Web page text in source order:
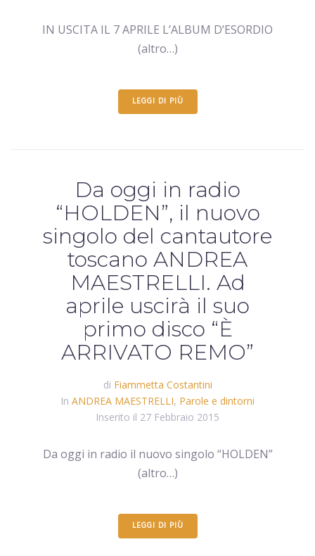
IN USCITA IL 7 APRILE L’ALBUM D’ESORDIO
(altro…)
LEGGI DI PIÙ
Da oggi in radio
“HOLDEN”, il nuovo
singolo del cantautore
toscano ANDREA
MAESTRELLI. Ad
aprile uscirà il suo
primo disco “È
ARRIVATO REMO”
di Fiammetta Costantini
In ANDREA MAESTRELLI, Parole e dintorni
Inserito il 27 Febbraio 2015
Da oggi in radio il nuovo singolo “HOLDEN”
(altro…)
LEGGI DI PIÙ